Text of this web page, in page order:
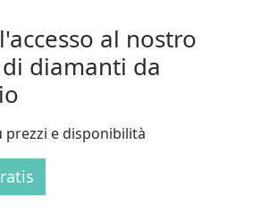
al nostro
diamanti da
e disponibilità